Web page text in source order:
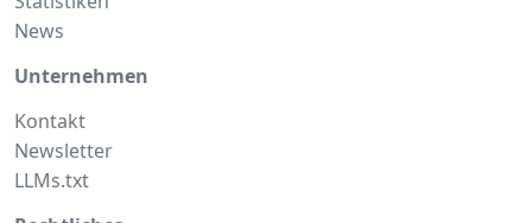
News
Unternehmen
Kontakt
Newsletter
LLMs.txt